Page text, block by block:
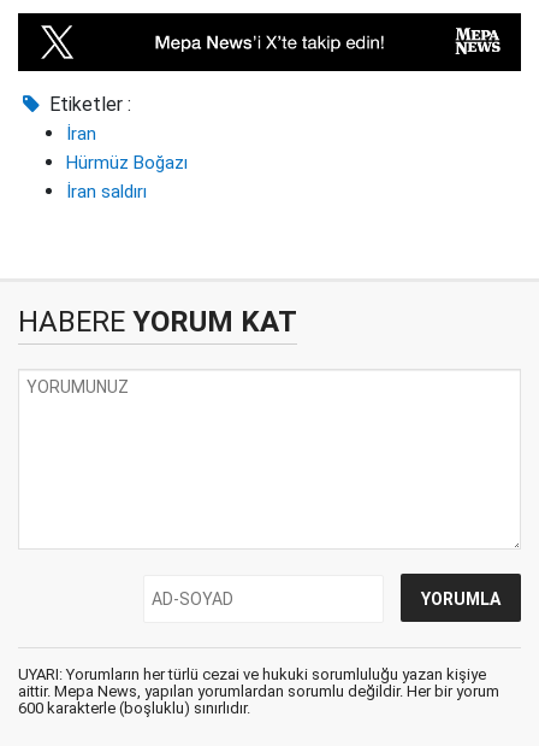
Etiketler :
İran
Hürmüz Boğazı
İran saldırı
HABERE YORUM KAT
UYARI: Yorumların her türlü cezai ve hukuki sorumluluğu yazan kişiye
aittir. Mepa News, yapılan yorumlardan sorumlu değildir. Her bir yorum
600 karakterle (boşluklu) sınırlıdır.